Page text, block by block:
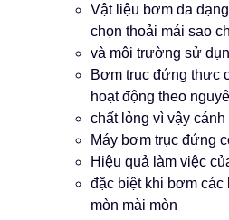
Vật liệu bơm đa
chọn thoải mái sao
và môi trường sử
Bơm trục đứng thực
hoạt động theo
chất lỏng vì vậy
Máy bơm trục đứng
Hiệu quả làm việc
đặc biệt khi bơm các
mòn mài mòn